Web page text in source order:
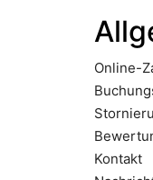
Online-
Kontakt